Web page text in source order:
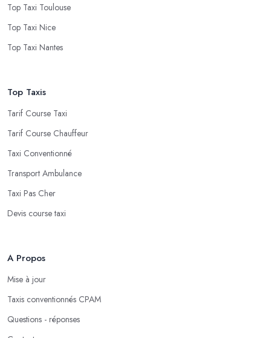
Top Taxi Toulouse
Top Taxi Nice
Top Taxi Nantes
Top Taxis
Tarif Course Taxi
Tarif Course Chauffeur
Taxi Conventionné
Transport Ambulance
Taxi Pas Cher
Devis course taxi
A Propos
Mise à jour
Taxis conventionnés CPAM
Questions - réponses